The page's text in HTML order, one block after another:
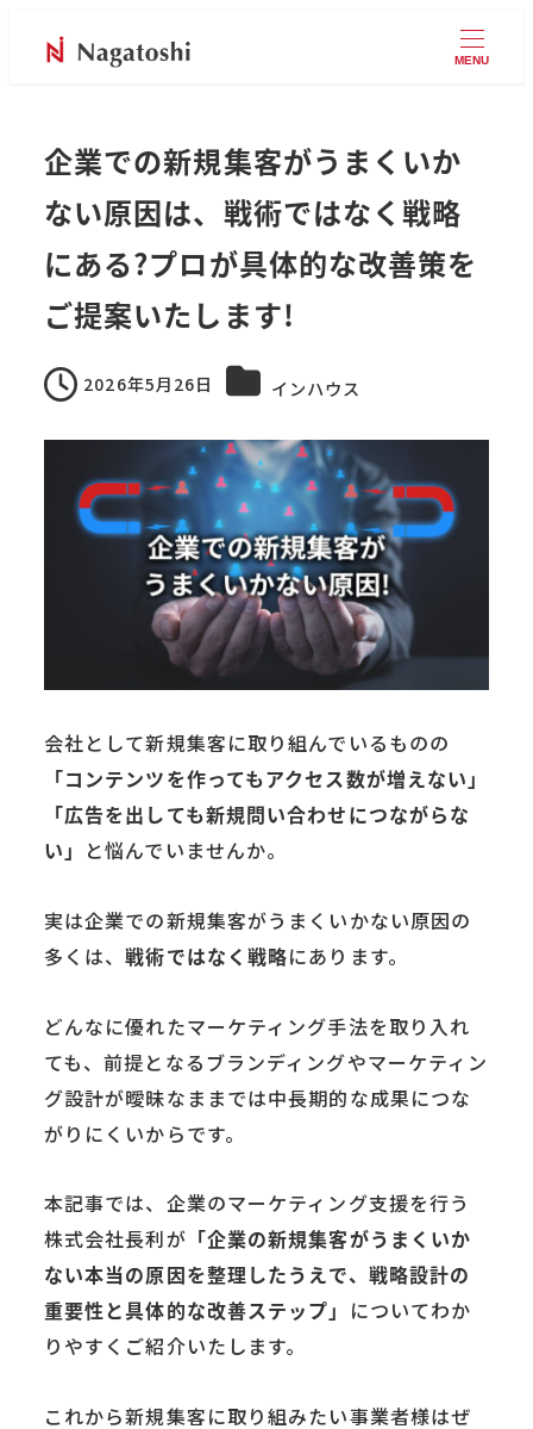
MENU
企業での新規集客がうまくいか
ない原因は、戦術ではなく戦略
にある?プロが具体的な改善策を
ご提案いたします!
投稿日
2026年5月26日 カテゴリー
インハウス
会社として新規集客に取り組んでいるものの
「コンテンツを作ってもアクセス数が増えない」
「広告を出しても新規問い合わせにつながらな
い」 と悩んでいませんか。
実は企業での新規集客がうまくいかない原因の
多くは、戦術ではなく戦略にあります。
どんなに優れたマーケティング手法を取り入れ
ても、前提となるブランディングやマーケティン
グ設計が曖昧なままでは中長期的な成果につな
がりにくいからです。
本記事では、企業のマーケティング支援を行う
株式会社長利が 「企業の新規集客がうまくいか
ない本当の原因を整理したうえで、戦略設計の
重要性と具体的な改善ステップ」 についてわか
りやすくご紹介いたします。
これから新規集客に取り組みたい事業者様はぜ